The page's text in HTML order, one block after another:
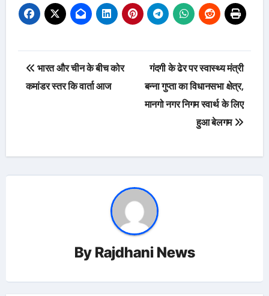
Post
navigation
भारत और चीन के बीच कोर
कमांडर स्तर कि वार्ता आज
गंदगी के ढेर पर स्वास्थ्य मंत्री
बन्ना गुप्ता का विधानसभा क्षेत्र,
मानगो नगर निगम स्वार्थ के लिए
हुआ बेलगम
By Rajdhani News